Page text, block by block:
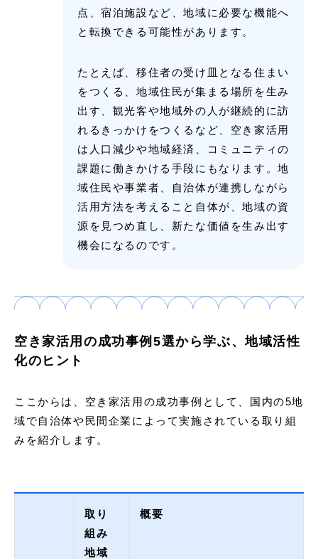
点、宿泊施設など、地域に必要な機能へ
と転換できる可能性があります。
たとえば、移住者の受け皿となる住まい
をつくる、地域住民が集まる場所を生み
出す、観光客や地域外の人が継続的に訪
れるきっかけをつくるなど、空き家活用
は人口減少や地域経済、コミュニティの
課題に働きかける手段にもなります。地
域住民や事業者、自治体が連携しながら
活用方法を考えること自体が、地域の資
源を見つめ直し、新たな価値を生み出す
機会になるのです。
空き家活用の成功事例5選から学ぶ、地域活性
化のヒント
ここからは、空き家活用の成功事例として、国内の5地
域で自治体や民間企業によって実施されている取り組
みを紹介します。
取り
組み
地域
概要